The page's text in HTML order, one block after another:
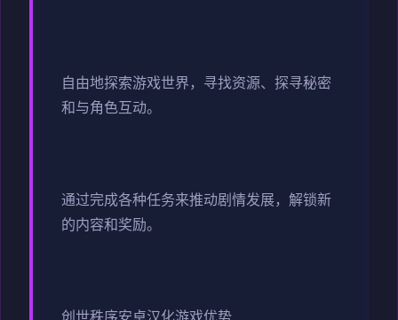
自由地探索游戏世界，寻找资源、探寻秘密
和与角色互动。
通过完成各种任务来推动剧情发展，解锁新
的内容和奖励。